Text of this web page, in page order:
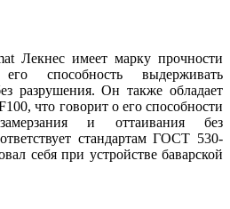
Лекнес имеет марку прочности
способность выдерживать
разрушения. Он также обладает
что говорит о его способности
и оттаивания без
стандартам ГОСТ 530-
себя при устройстве баварской